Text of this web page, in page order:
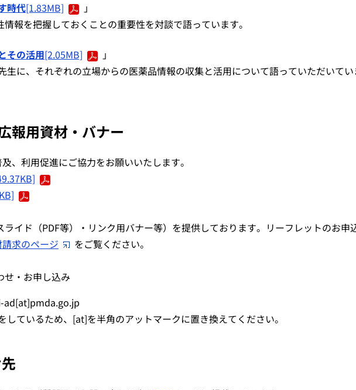
時代[1.83MB]
」
報を把握しておくことの重要性を対談で語っています。
その活用[2.05MB]
」
生に、それぞれの立場からの医薬品情報の収集と活用について語っていただいて
報用資材・バナー
、利用促進にご協力をお願いいたします。
イド（PDF等）・リンク用バナー等）を提供しております。リーフレットのお申
求のページ をご覧ください。
せ・お申し込み
ad[at]pmda.go.jp
しているため、[at]を半角のアットマークに置き換えてください。